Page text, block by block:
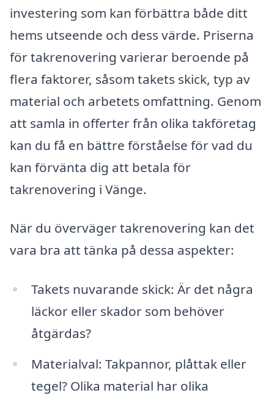
investering som kan förbättra både ditt
hems utseende och dess värde. Priserna
för takrenovering varierar beroende på
flera faktorer, såsom takets skick, typ av
material och arbetets omfattning. Genom
att samla in offerter från olika takföretag
kan du få en bättre förståelse för vad du
kan förvänta dig att betala för
takrenovering i Vänge.
När du överväger takrenovering kan det
vara bra att tänka på dessa aspekter:
Takets nuvarande skick: Är det några
läckor eller skador som behöver
åtgärdas?
Materialval: Takpannor, plåttak eller
tegel? Olika material har olika